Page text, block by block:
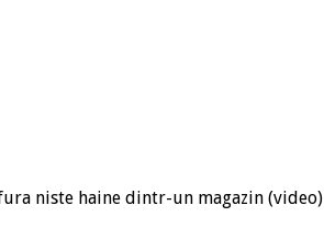
niste haine dintr-un magazin (video)